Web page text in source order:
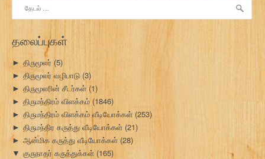
தேடு:
தலைப்புகள்
► திருமூலர் (5)
► திருமூலர் வழிபாடு (3)
► திருமூலரின் சீடர்கள் (1)
► திருமந்திரம் விளக்கம் (1846)
► திருமந்திரம் விளக்கம் வீடியோக்கள் (253)
► திருமந்திர கருத்து வீடியோக்கள் (21)
► ஆன்மிக கருத்து வீடியோக்கள் (28)
▼ குருநாதர் கருத்துக்கள் (165)